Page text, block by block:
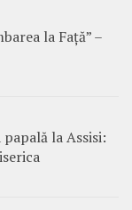
la Față” –
la Assisi: